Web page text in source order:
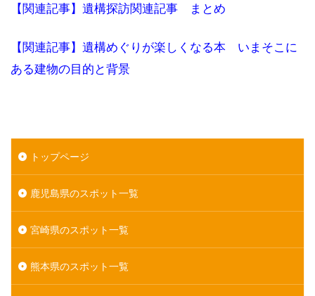
【関連記事】遺構探訪関連記事 まとめ
【関連記事】遺構めぐりが楽しくなる本 いまそこに
ある建物の目的と背景
トップページ
鹿児島県のスポット一覧
宮崎県のスポット一覧
熊本県のスポット一覧